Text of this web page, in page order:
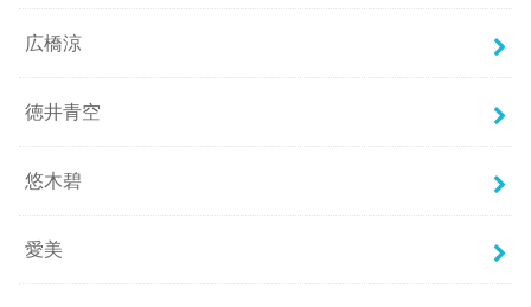
広橋涼
徳井青空
悠木碧
愛美